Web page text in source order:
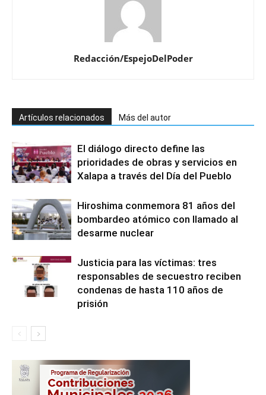
Redacción/EspejoDelPoder
Artículos relacionados Más del autor
El diálogo directo define las
prioridades de obras y servicios en
Xalapa a través del Día del Pueblo
Hiroshima conmemora 81 años del
bombardeo atómico con llamado al
desarme nuclear
Justicia para las víctimas: tres
responsables de secuestro reciben
condenas de hasta 110 años de
prisión